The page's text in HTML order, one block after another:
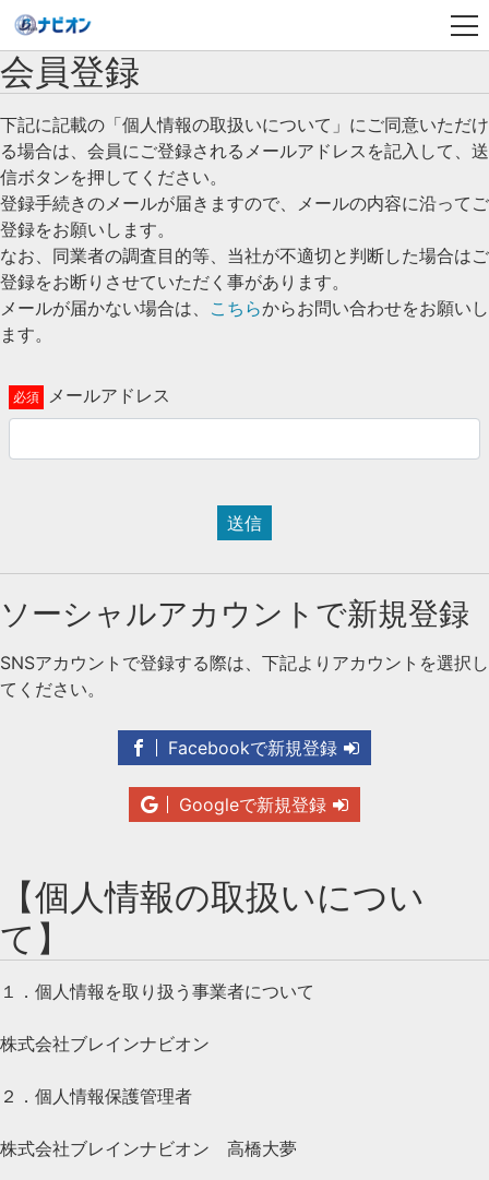
会員登録
下記に記載の「個人情報の取扱いについて」にご同意いただけ
る場合は、会員にご登録されるメールアドレスを記入して、送
信ボタンを押してください。
登録手続きのメールが届きますので、メールの内容に沿ってご
登録をお願いします。
なお、同業者の調査目的等、当社が不適切と判断した場合はご
登録をお断りさせていただく事があります。
メールが届かない場合は、 こちらからお問い合わせをお願いし
ます。
メールアドレス
送信
ソーシャルアカウントで新規登録
SNSアカウントで登録する際は、下記よりアカウントを選択し
てください。
Facebookで新規登録
Googleで新規登録
【個人情報の取扱いについ
て】
１．個人情報を取り扱う事業者について
株式会社ブレインナビオン
２．個人情報保護管理者
株式会社ブレインナビオン 高橋大夢